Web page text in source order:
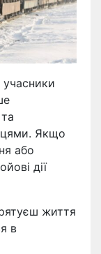
Якщо
або
дії
життя
в